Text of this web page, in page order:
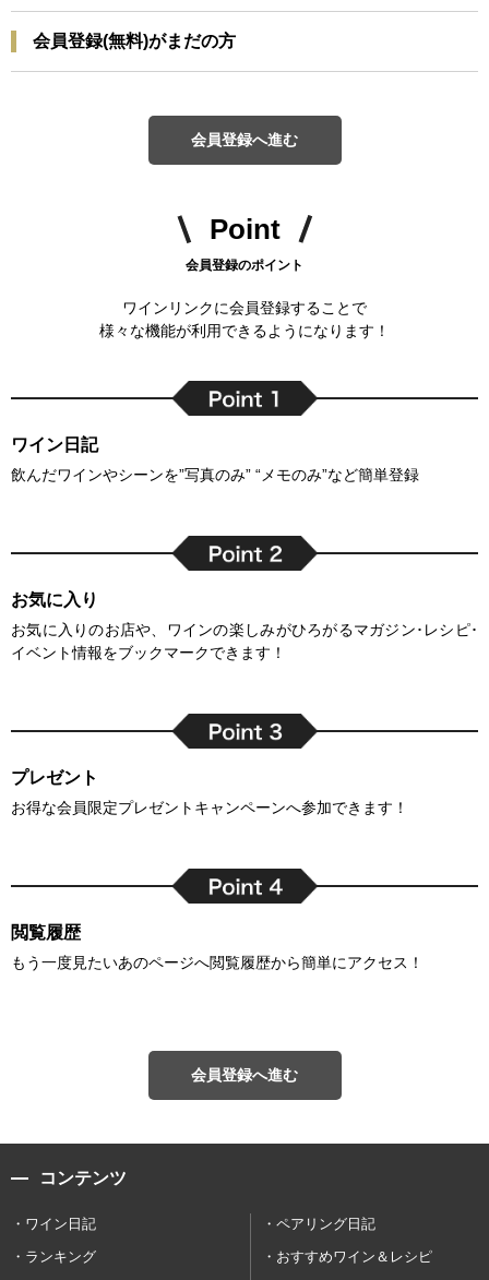
会員登録(無料)がまだの方
会員登録へ進む
Point
会員登録のポイント
ワインリンクに会員登録することで
様々な機能が利用できるようになります！
ワイン日記
飲んだワインやシーンを”写真のみ” “メモのみ”など簡単登録
お気に入り
お気に入りのお店や、ワインの楽しみがひろがるマガジン･レシピ･
イベント情報をブックマークできます！
プレゼント
お得な会員限定プレゼントキャンペーンへ参加できます！
閲覧履歴
もう一度見たいあのページへ閲覧履歴から簡単にアクセス！
会員登録へ進む
コンテンツ
ワイン日記
ペアリング日記
ランキング
おすすめワイン＆レシピ